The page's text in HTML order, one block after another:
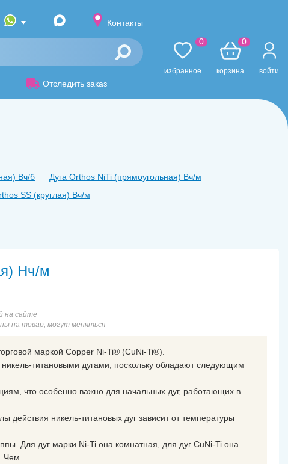
Контакты
Отследить заказ
избранное
0
корзина
0
войти
Вч/б
Дуга Orthos NiTi (прямоугольная) Вч/м
SS (круглая) Вч/м
Нч/м
на сайте
на товар, могут меняться
маркой Copper Ni-Ti® (CuNi-Ti®).
титановыми дугами, поскольку обладают следующим
что особенно важно для начальных дуг, работающих в
действия никель-титановых дуг зависит от температуры
Для дуг марки Ni-Ti она комнатная, для дуг CuNi-Ti она
Чем